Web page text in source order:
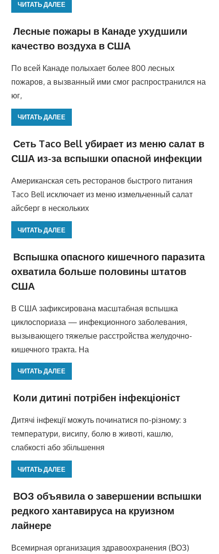
ЧИТАТЬ ДАЛЕЕ
Лесные пожары в Канаде ухудшили
качество воздуха в США
По всей Канаде полыхает более 800 лесных
пожаров, а вызванный ими смог распространился на
юг,
ЧИТАТЬ ДАЛЕЕ
Сеть Taco Bell убирает из меню салат в
США из-за вспышки опасной инфекции
Американская сеть ресторанов быстрого питания
Taco Bell исключает из меню измельченный салат
айсберг в нескольких
ЧИТАТЬ ДАЛЕЕ
Вспышка опасного кишечного паразита
охватила больше половины штатов
США
В США зафиксирована масштабная вспышка
циклоспориаза — инфекционного заболевания,
вызывающего тяжелые расстройства желудочно-
кишечного тракта. На
ЧИТАТЬ ДАЛЕЕ
Коли дитині потрібен інфекціоніст
Дитячі інфекції можуть починатися по-різному: з
температури, висипу, болю в животі, кашлю,
слабкості або збільшення
ЧИТАТЬ ДАЛЕЕ
ВОЗ объявила о завершении вспышки
редкого хантавируса на круизном
лайнере
Всемирная организация здравоохранения (ВОЗ)